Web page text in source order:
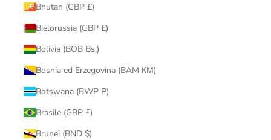
Bhutan (GBP £)
Bielorussia (GBP £)
Bolivia (BOB Bs.)
Bosnia ed Erzegovina (BAM КМ)
Botswana (BWP P)
Brasile (GBP £)
Brunei (BND $)